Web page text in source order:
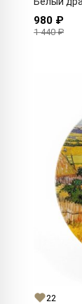
980 ₽
1 440 ₽
22